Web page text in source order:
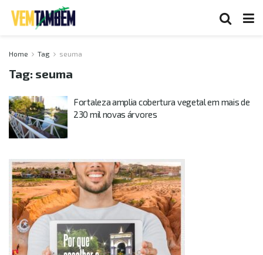
Home Tag seuma
Tag: seuma
Fortaleza amplia cobertura vegetal em mais de
230 mil novas árvores